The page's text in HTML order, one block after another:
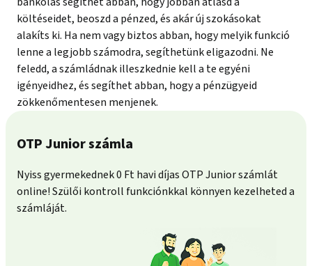
költéseidet, beoszd a pénzed, és akár új szokásokat
alakíts ki. Ha nem vagy biztos abban, hogy melyik funkció
lenne a legjobb számodra, segíthetünk eligazodni. Ne
feledd, a számládnak illeszkednie kell a te egyéni
igényeidhez, és segíthet abban, hogy a pénzügyeid
zökkenőmentesen menjenek.
OTP Junior számla
Nyiss gyermekednek 0 Ft havi díjas OTP Junior számlát
online! Szülői kontroll funkciónkkal könnyen kezelheted a
számláját.